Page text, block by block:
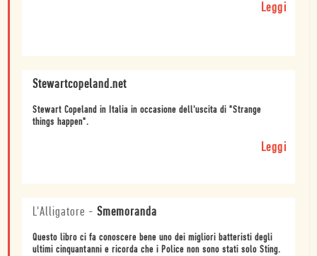
Leggi
Stewartcopeland.net
Stewart Copeland in Italia in occasione dell'uscita di "Strange
things happen".
Leggi
L'Alligatore - Smemoranda
Questo libro ci fa conoscere bene uno dei migliori batteristi degli
ultimi cinquantanni e ricorda che i Police non sono stati solo Sting.